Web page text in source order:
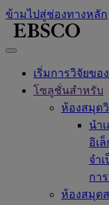
ข้ามไปสู่ช่องทางหลัก
เริ่มการวิจัยข
โซลูชั่นสำหรับ
ห้องสมุด
นำ
อิเ
จำ
กา
ห้องสมุด